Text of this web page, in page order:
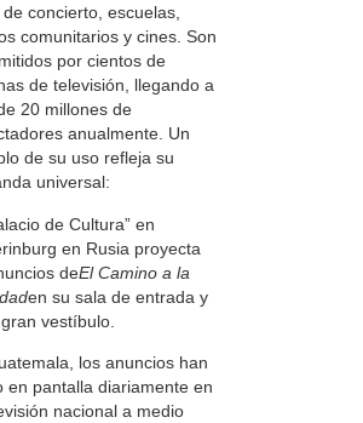
concierto, escuelas,
comunitarios y cines. Son
por cientos de
de televisión, llegando a
20 millones de
anualmente. Un
de su uso refleja su
universal:
de Cultura” en
en Rusia proyecta
deEl Camino a la
en su sala de entrada y
vestíbulo.
los anuncios han
en pantalla diariamente en
nacional a medio